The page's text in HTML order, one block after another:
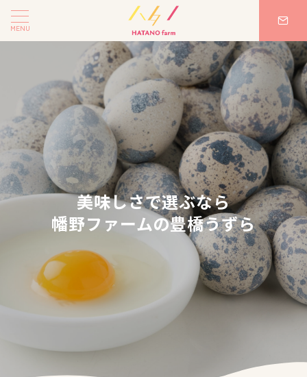
MENU
美味しさで選ぶなら
幡野ファームの豊橋うずら